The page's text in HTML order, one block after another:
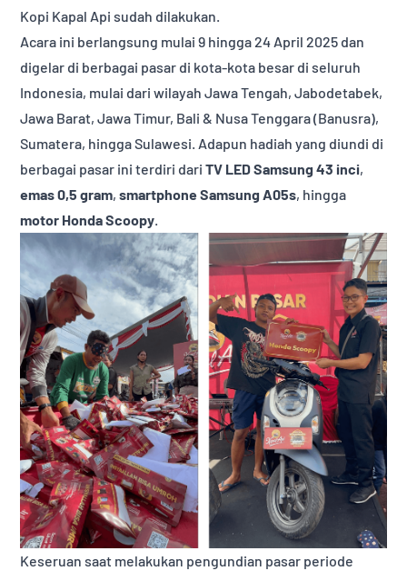
Kopi Kapal Api sudah dilakukan.
Acara ini berlangsung mulai 9 hingga 24 April 2025 dan
digelar di berbagai pasar di kota-kota besar di seluruh
Indonesia, mulai dari wilayah Jawa Tengah, Jabodetabek,
Jawa Barat, Jawa Timur, Bali & Nusa Tenggara (Banusra),
Sumatera, hingga Sulawesi. Adapun hadiah yang diundi di
berbagai pasar ini terdiri dariTV LED Samsung 43 inci,
emas 0,5 gram,smartphone Samsung A05s, hingga
motor Honda Scoopy
Keseruan saat melakukan pengundian pasar periode